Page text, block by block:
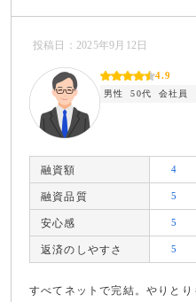
投稿日：2025年9月12日
4.9
男性 50代 会社員
融資額 4
融資品質 5
安心感 5
返済のしやすさ 5
すべてネットで完結。やりと